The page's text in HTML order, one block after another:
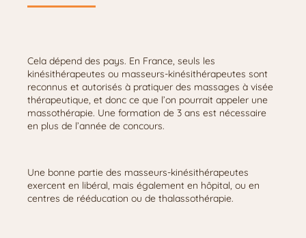
Cela dépend des pays. En France, seuls les
kinésithérapeutes ou masseurs-kinésithérapeutes sont
reconnus et autorisés à pratiquer des massages à visée
thérapeutique, et donc ce que l’on pourrait appeler une
massothérapie. Une formation de 3 ans est nécessaire
en plus de l’année de concours.
Une bonne partie des masseurs-kinésithérapeutes
exercent en libéral, mais également en hôpital, ou en
centres de rééducation ou de thalassothérapie.